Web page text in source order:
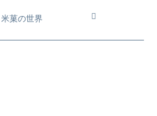
米菓の世界